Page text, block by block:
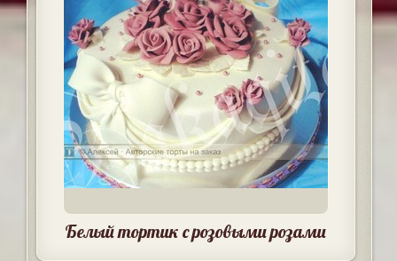
Белый тортик с розовыми розами